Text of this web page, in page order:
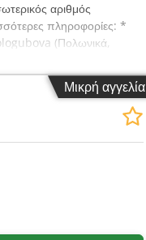
αριθμός
πληροφορίες: *
(Πολωνικά,
* Τιμή αγοράς:
δόση: 938,18 € *
στις
για τυχόν λάθη.
απευθείας από την
Πολωνικά, Ουκρανικά,
Μικρή αγγελία